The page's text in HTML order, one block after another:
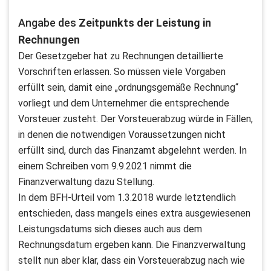
Angabe des Zeitpunkts der Leistung in
Rechnungen
Der Gesetzgeber hat zu Rechnungen detaillierte
Vorschriften erlassen. So müssen viele Vorgaben
erfüllt sein, damit eine „ordnungsgemäße Rechnung“
vorliegt und dem Unternehmer die entsprechende
Vorsteuer zusteht. Der Vorsteuerabzug würde in Fällen,
in denen die notwendigen Voraussetzungen nicht
erfüllt sind, durch das Finanzamt abgelehnt werden. In
einem Schreiben vom 9.9.2021 nimmt die
Finanzverwaltung dazu Stellung.
In dem BFH-Urteil vom 1.3.2018 wurde letztendlich
entschieden, dass mangels eines extra ausgewiesenen
Leistungsdatums sich dieses auch aus dem
Rechnungsdatum ergeben kann. Die Finanzverwaltung
stellt nun aber klar, dass ein Vorsteuerabzug nach wie